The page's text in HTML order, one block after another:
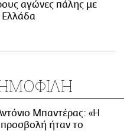
αγώνες πάλης με
Ελλάδα
Μπαντέρας: «Η
ήταν το